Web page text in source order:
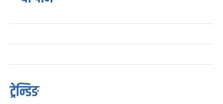
ट्रेन्डिङ